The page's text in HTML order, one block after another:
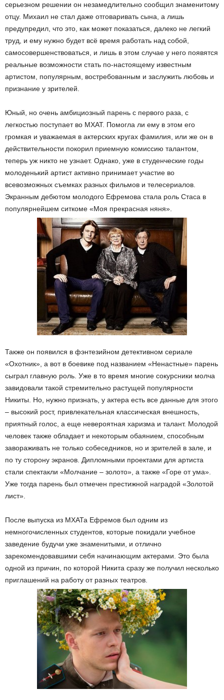
серьезном решении он незамедлительно сообщил знаменитому
отцу. Михаил не стал даже отговаривать сына, а лишь
предупредил, что это, как может показаться, далеко не легкий
труд, и ему нужно будет всё время работать над собой,
самосовершенствоваться, и лишь в этом случае у него появятся
реальные возможности стать по-настоящему известным
артистом, популярным, востребованным и заслужить любовь и
признание у зрителей.
Юный, но очень амбициозный парень с первого раза, с
легкостью поступает во МХАТ. Помогла ли ему в этом его
громкая и уважаемая в актерских кругах фамилия, или же он в
действительности покорил приемную комиссию талантом,
теперь уж никто не узнает. Однако, уже в студенческие годы
молоденький артист активно принимает участие во
всевозможных съемках разных фильмов и телесериалов.
Экранным дебютом молодого Ефремова стала роль Стаса в
популярнейшем ситкоме «Моя прекрасная няня».
Также он появился в фэнтезийном детективном сериале
«Охотник», а вот в боевике под названием «Ненастные» парень
сыграл главную роль. Уже в то время многие сокурсники молча
завидовали такой стремительно растущей популярности
Никиты. Но, нужно признать, у актера есть все данные для этого
– высокий рост, привлекательная классическая внешность,
приятный голос, а еще невероятная харизма и талант. Молодой
человек также обладает и некоторым обаянием, способным
завораживать не только собеседников, но и зрителей в зале, и
по ту сторону экранов. Дипломными проектами для артиста
стали спектакли «Молчание – золото», а также «Горе от ума».
Уже тогда парень был отмечен престижной наградой «Золотой
лист».
После выпуска из МХАТа Ефремов был одним из
немногочисленных студентов, которые покидали учебное
заведение будучи уже знаменитыми, и отлично
зарекомендовавшими себя начинающим актерами. Это была
одной из причин, по которой Никита сразу же получил несколько
приглашений на работу от разных театров.